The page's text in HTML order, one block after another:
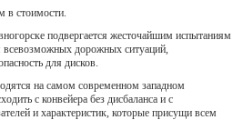
в стоимости.
подвергается жесточайшим испытаниям
всевозможных дорожных ситуаций,
для дисков.
на самом современном западном
с конвейера без дисбаланса и с
и характеристик, которые присущи всем